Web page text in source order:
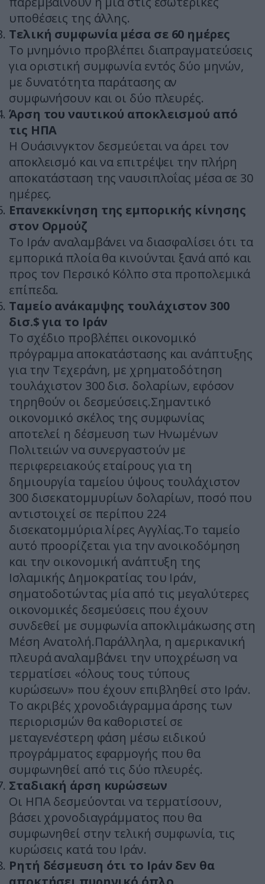
υποθέσεις της άλλης.
Τελική συμφωνία μέσα σε 60 ημέρες
Το μνημόνιο προβλέπει διαπραγματεύσεις
για οριστική συμφωνία εντός δύο μηνών,
με δυνατότητα παράτασης αν
συμφωνήσουν και οι δύο πλευρές.
Άρση του ναυτικού αποκλεισμού από
τις ΗΠΑ
Η Ουάσινγκτον δεσμεύεται να άρει τον
αποκλεισμό και να επιτρέψει την πλήρη
αποκατάσταση της ναυσιπλοΐας μέσα σε 30
ημέρες.
Επανεκκίνηση της εμπορικής κίνησης
στον Ορμούζ
Το Ιράν αναλαμβάνει να διασφαλίσει ότι τα
εμπορικά πλοία θα κινούνται ξανά από και
προς τον Περσικό Κόλπο στα προπολεμικά
επίπεδα.
Ταμείο ανάκαμψης τουλάχιστον 300
δισ.$ για το Ιράν
Το σχέδιο προβλέπει οικονομικό
πρόγραμμα αποκατάστασης και ανάπτυξης
για την Τεχεράνη, με χρηματοδότηση
τουλάχιστον 300 δισ. δολαρίων, εφόσον
τηρηθούν οι δεσμεύσεις.Σημαντικό
οικονομικό σκέλος της συμφωνίας
αποτελεί η δέσμευση των Ηνωμένων
Πολιτειών να συνεργαστούν με
περιφερειακούς εταίρους για τη
δημιουργία ταμείου ύψους τουλάχιστον
300 δισεκατομμυρίων δολαρίων, ποσό που
αντιστοιχεί σε περίπου 224
δισεκατομμύρια λίρες Αγγλίας.Το ταμείο
αυτό προορίζεται για την ανοικοδόμηση
και την οικονομική ανάπτυξη της
Ισλαμικής Δημοκρατίας του Ιράν,
σηματοδοτώντας μία από τις μεγαλύτερες
οικονομικές δεσμεύσεις που έχουν
συνδεθεί με συμφωνία αποκλιμάκωσης στη
Μέση Ανατολή.Παράλληλα, η αμερικανική
πλευρά αναλαμβάνει την υποχρέωση να
τερματίσει «όλους τους τύπους
κυρώσεων» που έχουν επιβληθεί στο Ιράν.
Το ακριβές χρονοδιάγραμμα άρσης των
περιορισμών θα καθοριστεί σε
μεταγενέστερη φάση μέσω ειδικού
προγράμματος εφαρμογής που θα
συμφωνηθεί από τις δύο πλευρές.
Σταδιακή άρση κυρώσεων
Οι ΗΠΑ δεσμεύονται να τερματίσουν,
βάσει χρονοδιαγράμματος που θα
συμφωνηθεί στην τελική συμφωνία, τις
κυρώσεις κατά του Ιράν.
Ρητή δέσμευση ότι το Ιράν δεν θα